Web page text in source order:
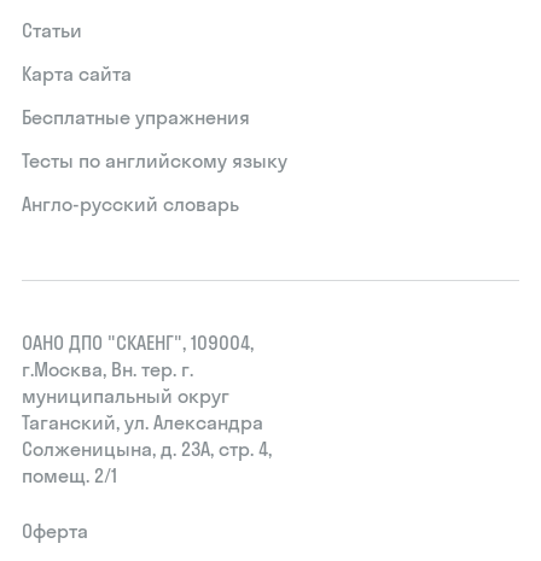
Статьи
Карта сайта
Бесплатные упражнения
Тесты по английскому языку
Англо-русский словарь
ОАНО ДПО "СКАЕНГ", 109004,
г.Москва, Вн. тер. г.
муниципальный округ
Таганский, ул. Александра
Солженицына, д. 23А, стр. 4,
помещ. 2/1
Оферта